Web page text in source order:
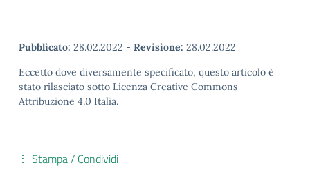
Pubblicato: 28.02.2022 - Revisione: 28.02.2022
Eccetto dove diversamente specificato, questo articolo è
stato rilasciato sotto Licenza Creative Commons
Attribuzione 4.0 Italia.
Stampa / Condividi